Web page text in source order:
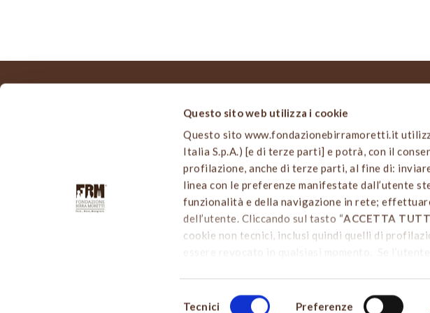
Questo sito web utilizza i cookie
Questo sito www.fondazionebirramoretti.it
Italia S.p.A.) [e di terze parti] e potrà, con il
profilazione, anche di terze parti, al fine di:
linea con le preferenze manifestate dall’utente
funzionalità e della navigazione in rete;
dell’utente. Cliccando sul tasto “ACCETTA
cookie non tecnici, inclusi quindi quelli di
essere revocato in qualsiasi momento. Se
esprimere le preferenze sui singoli cookie.
Tecnici Preferenze
20099 Sesto San Giovanni (MI)
info@fondazionebirramoretti.it
Home
Chi siamo
Le nostre attività
Cultura Birraria
Birra a tavola
Notizie di birra
Partecipa